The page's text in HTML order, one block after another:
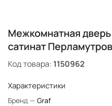
Межкомнатная дверь
сатинат
Код товара: 1150962
Характеристики
Бренд — Graf